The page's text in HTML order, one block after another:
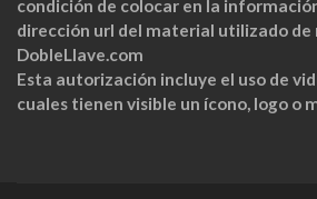
condición de colocar en la
dirección url del material utilizado de
DobleLlave.com
Esta autorización incluye el uso de
cuales tienen visible un ícono, logo o